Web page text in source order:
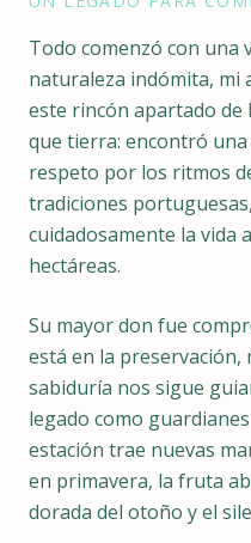
Todo comenzó con una
naturaleza indómita, mi
este rincón apartado de
que tierra: encontró
respeto por los ritmos
tradiciones
cuidadosamente la vida
hectáreas.
Su mayor don fue
está en la preservación,
sabiduría nos sigue
legado como
estación trae nuevas
en primavera, la fruta
dorada del otoño y el